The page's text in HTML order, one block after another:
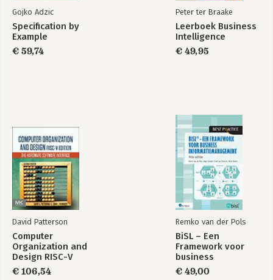
Gojko Adzic
Specification by
Example
€ 59,74
Peter ter Braake
Leerboek Business
Intelligence
€ 49,95
David Patterson
Computer
Organization and
Design RISC-V
Edition
€ 106,54
Remko van der Pols
BiSL – Een
Framework voor
business
€ 49,00